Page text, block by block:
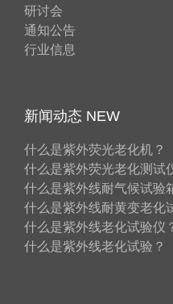
研讨会
通知公告
行业信息
新闻动态 NEW
什么是紫外荧光老化机？
什么是紫外荧光老化测试
什么是紫外线耐气候试验
什么是紫外线耐黄变老化
什么是紫外线老化试验仪
什么是紫外线老化试验？